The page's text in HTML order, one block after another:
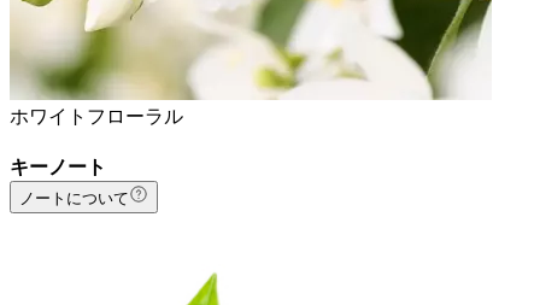
ホワイトフローラル
キーノート
ノートについて